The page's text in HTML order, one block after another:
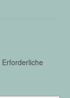
Erforderliche